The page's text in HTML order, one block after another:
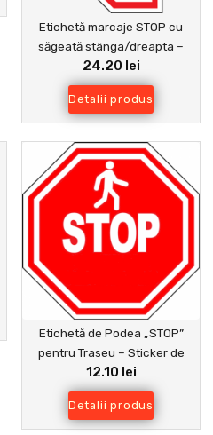
Etichetă marcaje STOP cu
săgeată stânga/dreapta –
Siguranță rutieră și vizibilitate
sporită
24.20 lei
Detalii produs
Etichetă de Podea „STOP”
pentru Traseu – Sticker de
Pardoseală Industrial
Profesional
12.10 lei
Detalii produs